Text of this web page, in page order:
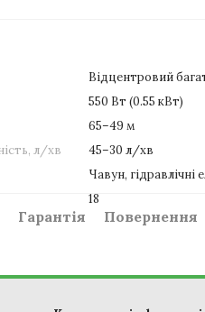
Відцентровий
550 Вт (0.55 кВт)
65–49 м
л/хв
45–30 л/хв
Чавун, гідравлічні
18
Гарантія Повернення